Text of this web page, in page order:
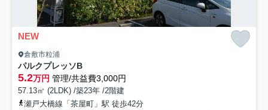
NEW
倉敷市粒浦
パルクプレッソB
5.2万円 管理/共益費3,000円
57.13㎡ (2LDK) /築23年 /2階建
瀬戸大橋線「茶屋町」駅 徒歩42分